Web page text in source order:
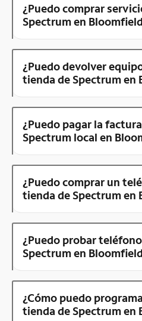
¿Puedo comprar
Spectrum en
¿Puedo devolver
tienda de Spectrum en
¿Puedo pagar la
Spectrum local en
¿Puedo comprar un
tienda de Spectrum en
¿Puedo probar
Spectrum en
¿Cómo puedo
tienda de Spectrum en